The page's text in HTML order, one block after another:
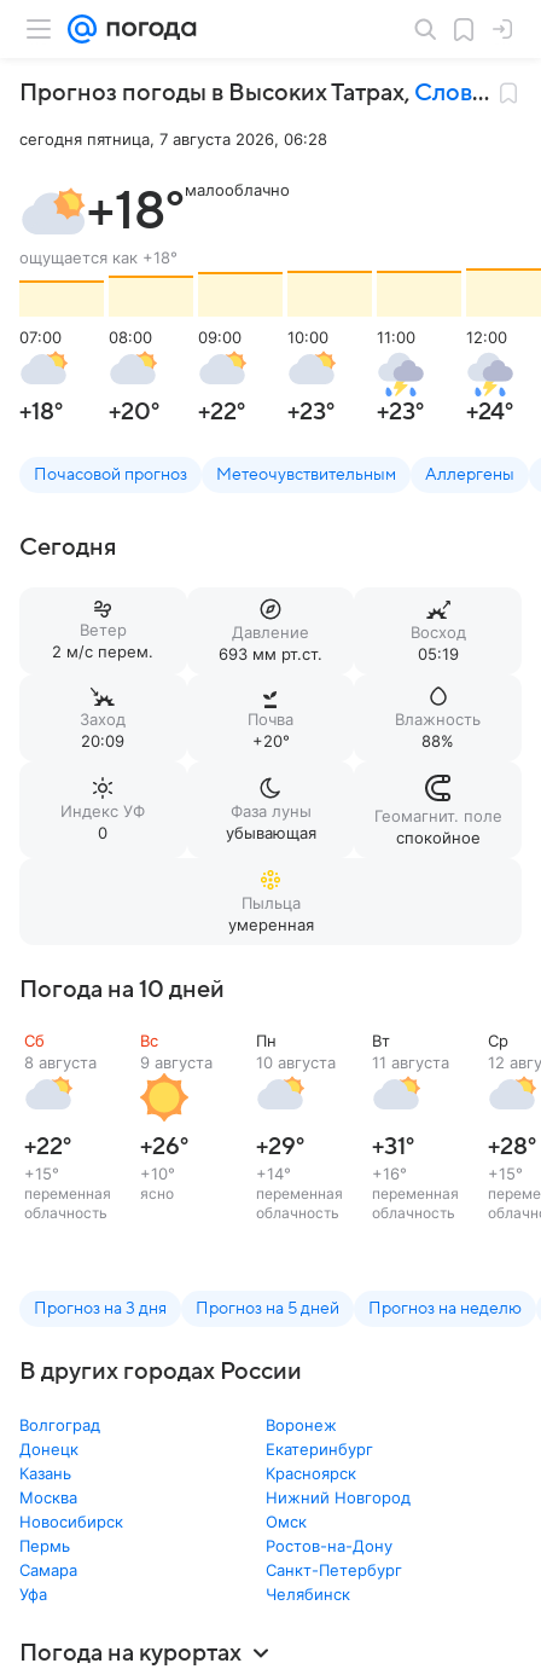
Прогноз погоды в Высоких Татрах, Словакия
сегодня пятница, 7 августа 2026, 06:28
+18°
ощущается как +18°
малооблачно
07:00
+18°
08:00
+20°
09:00
+22°
10:00
+23°
11:00
+23°
12:00
+24°
Почасовой прогноз Метеочувствительным Аллергены
Сегодня
Ветер
2 м/c перем.
Давление
693 мм рт.ст.
Восход
05:19
Заход
20:09
Почва
+20°
Влажность
88%
Индекс УФ
0
Фаза луны
убывающая
Геомагнит. поле
спокойное
Пыльца
умеренная
Погода на 10 дней
Сб
8 августа
+22°
+15°
переменная
облачность
Вс
9 августа
+26°
+10°
ясно
Пн
10 августа
+29°
+14°
переменная
облачность
Вт
11 августа
+31°
+16°
переменная
облачность
Ср
12
+28°
+15°
Прогноз на 3 дня Прогноз на 5 дней Прогноз на неделю
В других городах России
Волгоград
Воронеж
Донецк
Екатеринбург
Казань
Красноярск
Москва
Нижний Новгород
Новосибирск
Омск
Пермь
Ростов-на-Дону
Самара
Санкт-Петербург
Уфа
Челябинск
Погода на курортах